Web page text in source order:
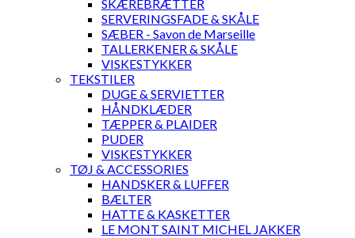
SKÆREBRÆTTER
SERVERINGSFADE & SKÅLE
SÆBER - Savon de Marseille
TALLERKENER & SKÅLE
VISKESTYKKER
TEKSTILER
DUGE & SERVIETTER
HÅNDKLÆDER
TÆPPER & PLAIDER
PUDER
VISKESTYKKER
TØJ & ACCESSORIES
HANDSKER & LUFFER
BÆLTER
HATTE & KASKETTER
LE MONT SAINT MICHEL JAKKER